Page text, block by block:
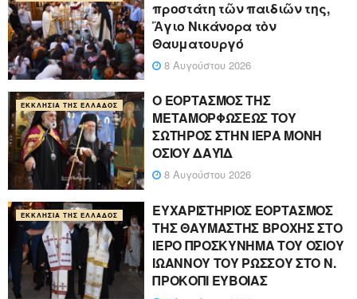
προστάτη τῶν παιδιῶν της,
Ἅγιο Νικάνορα τὸν
Θαυματουργό
8 Αυγούστου 2026
ΕΚΚΛΗΣΊΑ ΤΗΣ ΕΛΛΆΔΟΣ
Ο ΕΟΡΤΑΣΜΟΣ ΤΗΣ
ΜΕΤΑΜΟΡΦΩΣΕΩΣ ΤΟΥ
ΣΩΤΗΡΟΣ ΣΤΗΝ ΙΕΡΑ ΜΟΝΗ
ΟΣΙΟΥ ΔΑΥΪΔ
8 Αυγούστου 2026
ΕΚΚΛΗΣΊΑ ΤΗΣ ΕΛΛΆΔΟΣ
ΕΥΧΑΡΙΣΤΗΡΙΟΣ ΕΟΡΤΑΣΜΟΣ
ΤΗΣ ΘΑΥΜΑΣΤΗΣ ΒΡΟΧΗΣ ΣΤΟ
ΙΕΡΟ ΠΡΟΣΚΥΝΗΜΑ ΤΟΥ ΟΣΙΟΥ
ΙΩΑΝΝΟΥ ΤΟΥ ΡΩΣΣΟΥ ΣΤΟ Ν.
ΠΡΟΚΟΠΙ ΕΥΒΟΙΑΣ